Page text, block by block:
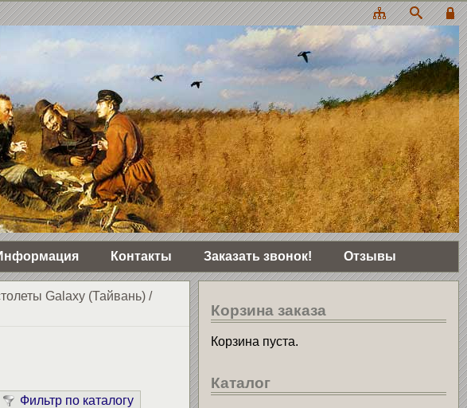
Контакты Заказать звонок! Отзывы
Galaxy (Тайвань)/
Фильтр по каталогу
Корзина заказа
Корзина пуста.
Каталог